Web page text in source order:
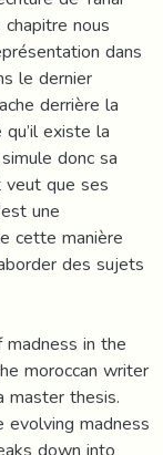
nous
dans
le dernier
derrière la
existe la
donc sa
que ses
une
cette manière
des sujets
in the
moroccan writer
master thesis.
madness